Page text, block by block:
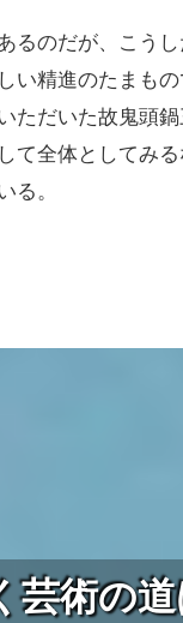
るのだが、こう
い精進のたまも
ただいた故鬼頭
て全体としてみ
る。
芸術の